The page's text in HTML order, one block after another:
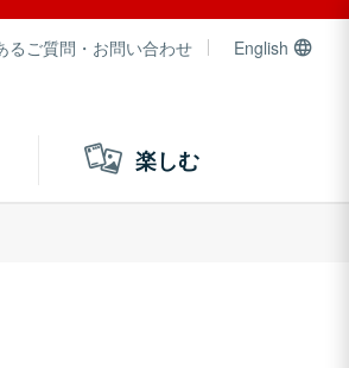
るご質問・お問い合わせ English
楽しむ